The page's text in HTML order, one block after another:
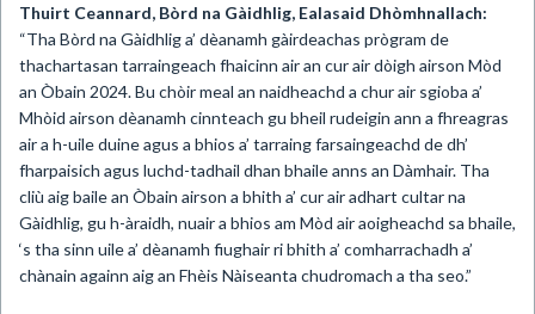
Thuirt Ceannard, Bòrd na Gàidhlig, Ealasaid Dhòmhnallach:
“Tha Bòrd na Gàidhlig a’ dèanamh gàirdeachas prògram de
thachartasan tarraingeach fhaicinn air an cur air dòigh airson Mòd
an Òbain 2024. Bu chòir meal an naidheachd a chur air sgioba a’
Mhòid airson dèanamh cinnteach gu bheil rudeigin ann a fhreagras
air a h-uile duine agus a bhios a’ tarraing farsaingeachd de dh’
fharpaisich agus luchd-tadhail dhan bhaile anns an Dàmhair. Tha
cliù aig baile an Òbain airson a bhith a’ cur air adhart cultar na
Gàidhlig, gu h-àraidh, nuair a bhios am Mòd air aoigheachd sa bhaile,
‘s tha sinn uile a’ dèanamh fiughair ri bhith a’ comharrachadh a’
chànain againn aig an Fhèis Nàiseanta chudromach a tha seo.”